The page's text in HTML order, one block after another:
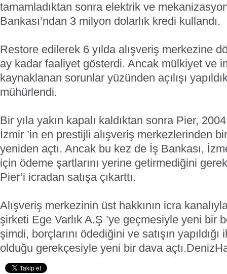
tamamladıktan sonra elektrik ve mekanizasyon
Bankası’ndan 3 milyon dolarlık kredi kullandı.
Restore edilerek 6 yılda alışveriş merkezine
ay kadar faaliyet gösterdi. Ancak mülkiyet ve
kaynaklanan sorunlar yüzünden açılışı
mühürlendi.
Bir yıla yakın kapalı kaldıktan sonra Pier,
İzmir ’in en prestijli alışveriş merkezlerinden
yeniden açtı. Ancak bu kez de İş Bankası,
için ödeme şartlarını yerine getirmediğini
Pier’i icradan satışa çıkarttı.
Alışveriş merkezinin üst hakkının icra
şirketi Ege Varlık A.Ş ’ye geçmesiyle yeni bir
şimdi, borçlarını ödediğini ve satışın yapıldığı
olduğu gerekçesiyle yeni bir dava açtı.